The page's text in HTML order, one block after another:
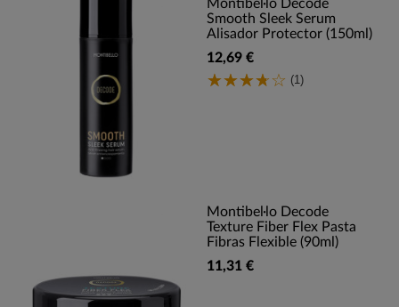
Montibel·lo Decode
Smooth Sleek Serum
Alisador Protector (150ml)
12,69 €
(1)
Montibel·lo Decode
Texture Fiber Flex Pasta
Fibras Flexible (90ml)
11,31 €